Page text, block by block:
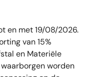
en met 19/08/2026.
van 15%
en Materiële
worden